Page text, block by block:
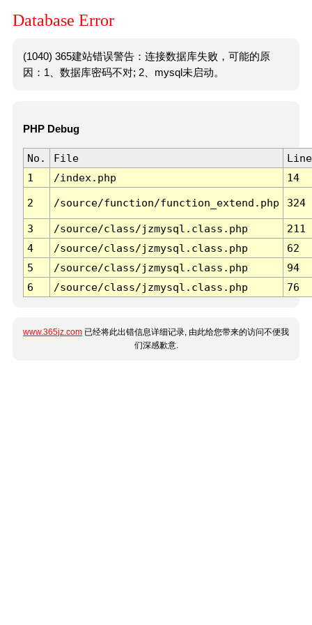
Database Error
(1040) 365建站错误警告：连接数据库失败，可能的原
因：1、数据库密码不对; 2、mysql未启动。
PHP Debug
No. File
Line
1
/index.php 14
2 /source/function/function_extend.php 324
3 /source/class/jzmysql.class.php
211
4
/source/class/jzmysql.class.php
62
5
/source/class/jzmysql.class.php
94
6
/source/class/jzmysql.class.php 76
www.365jz.com 已经将此出错信息详细记录, 由此给您带来的访问不便我
们深感歉意.